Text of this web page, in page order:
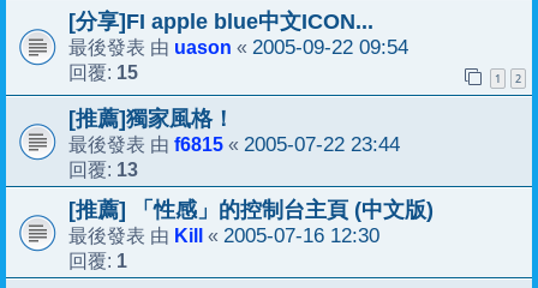
[分享]FI apple blue中文ICON...
最後發表 由 uason « 2005-09-22 09:54
回覆: 15 1 2
[推薦]獨家風格！
最後發表 由 f6815 « 2005-07-22 23:44
回覆: 13
[推薦] 「性感」的控制台主頁 (中文版)
最後發表 由 Kill « 2005-07-16 12:30
回覆: 1